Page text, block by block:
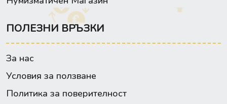
ПОЛЕЗНИ ВРЪЗКИ
За нас
Условия за ползване
Политика за поверителност